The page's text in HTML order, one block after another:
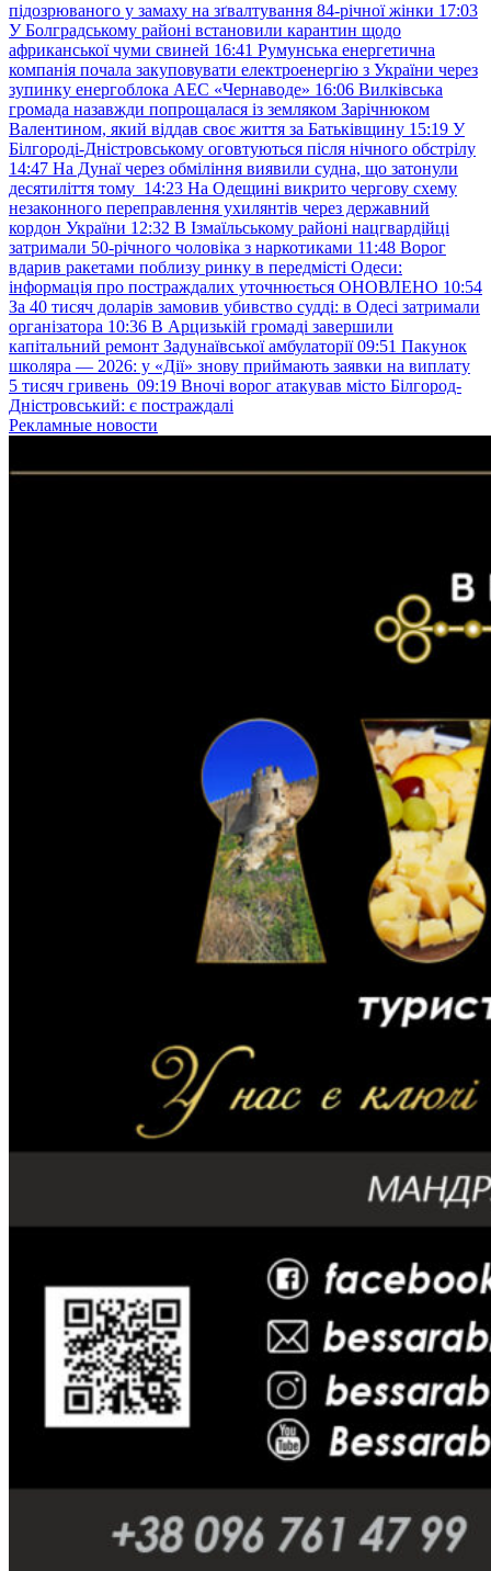
підозрюваного у замаху на зґвалтування 84-річної жінки 17:03
У Болградському районі встановили карантин щодо
африканської чуми свиней 16:41 Румунська енергетична
компанія почала закуповувати електроенергію з України через
зупинку енергоблока АЕС «Чернаводе» 16:06 Вилківська
громада назавжди попрощалася із земляком Зарічнюком
Валентином, який віддав своє життя за Батьківщину 15:19 У
Білгороді-Дністровському оговтуються після нічного обстрілу
14:47 На Дунаї через обміління виявили судна, що затонули
десятиліття тому 14:23 На Одещині викрито чергову схему
незаконного переправлення ухилянтів через державний
кордон України 12:32 В Ізмаїльському районі нацгвардійці
затримали 50-річного чоловіка з наркотиками 11:48 Ворог
вдарив ракетами поблизу ринку в передмісті Одеси:
інформація про постраждалих уточнюється ОНОВЛЕНО 10:54
За 40 тисяч доларів замовив убивство судді: в Одесі затримали
організатора 10:36 В Арцизькій громаді завершили
капітальний ремонт Задунаївської амбулаторії 09:51 Пакунок
школяра — 2026: у «Дії» знову приймають заявки на виплату
5 тисяч гривень 09:19 Вночі ворог атакував місто Білгород-
Дністровський: є постраждалі
Рекламные новости